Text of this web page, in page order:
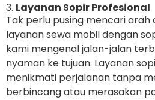
3. Layanan Sopir Profesional
Tak perlu pusing mencari
layanan sewa mobil dengan
kami mengenal jalan-jalan
nyaman ke tujuan. Layanan
menikmati perjalanan tanpa
berbincang atau merasakan